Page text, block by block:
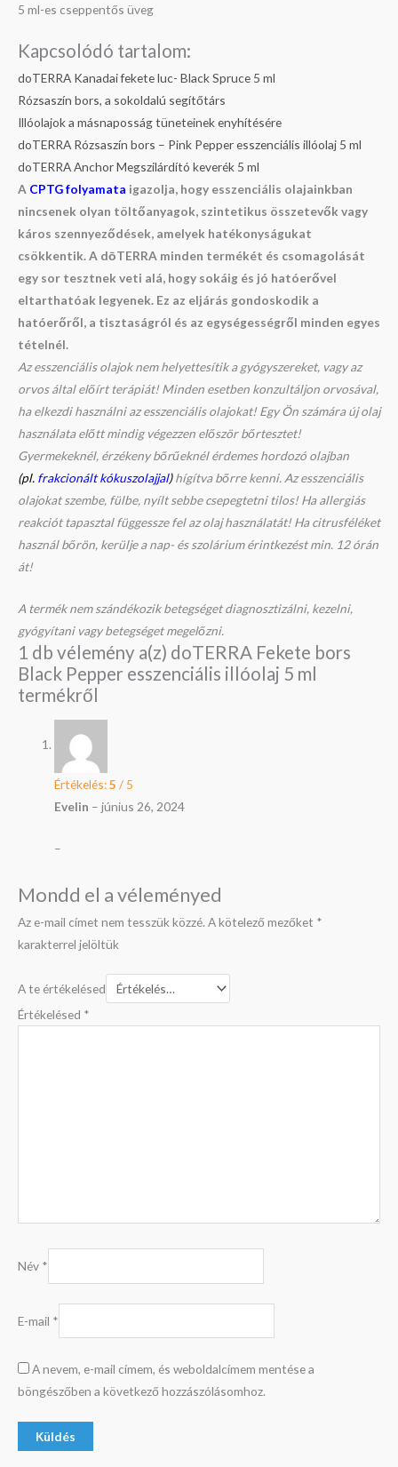
5 ml-es cseppentős üveg
Kapcsolódó tartalom:
doTERRA Kanadai fekete luc- Black Spruce 5 ml
Rózsaszín bors, a sokoldalú segítőtárs
Illóolajok a másnaposság tüneteinek enyhítésére
doTERRA Rózsaszín bors – Pink Pepper esszenciális illóolaj 5 ml
doTERRA Anchor Megszilárdító keverék 5 ml
A CPTG folyamata igazolja, hogy esszenciális olajainkban
nincsenek olyan töltőanyagok, szintetikus összetevők vagy
káros szennyeződések, amelyek hatékonyságukat
csökkentik. A dōTERRA minden termékét és csomagolását
egy sor tesztnek veti alá, hogy sokáig és jó hatóerővel
eltarthatóak legyenek. Ez az eljárás gondoskodik a
hatóerőről, a tisztaságról és az egységességről minden egyes
tételnél.
Az esszenciális olajok nem helyettesítik a gyógyszereket, vagy az
orvos által előírt terápiát! Minden esetben konzultáljon orvosával,
ha elkezdi használni az esszenciális olajokat! Egy Ön számára új olaj
használata előtt mindig végezzen először bőrtesztet!
Gyermekeknél, érzékeny bőrűeknél érdemes hordozó olajban
(pl. frakcionált kókuszolajjal)hígítva bőrre kenni. Az esszenciális
olajokat szembe, fülbe, nyílt sebbe csepegtetni tilos! Ha allergiás
reakciót tapasztal függessze fel az olaj használatát! Ha citrusféléket
használ bőrön, kerülje a nap- és szolárium érintkezést min. 12 órán
át!
A termék nem szándékozik betegséget diagnosztizálni, kezelni,
gyógyítani vagy betegséget megelőzni.
1 db vélemény a(z) doTERRA Fekete bors
Black Pepper esszenciális illóolaj 5 ml
termékről
Értékelés:5 / 5
Evelin – június 26, 2024
–
Mondd el a véleményed
Az e-mail címet nem tesszük közzé. A kötelező mezőket *
karakterrel jelöltük
A te értékelésed
Értékelésed *
Név *
E-mail *
A nevem, e-mail címem, és weboldalcímem mentése a
böngészőben a következő hozzászólásomhoz.